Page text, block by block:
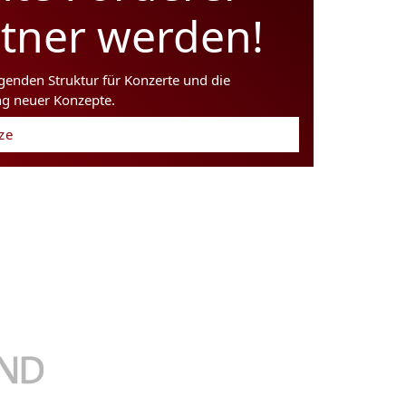
werden!
Struktur für Konzerte und die
neuer Konzepte.